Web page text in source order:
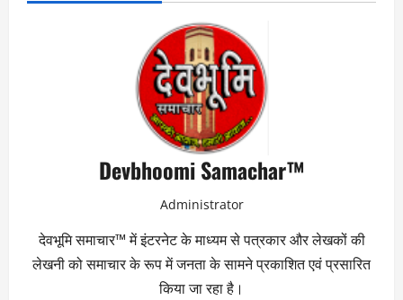
Devbhoomi Samachar™
Administrator
देवभूमि समाचार™ में इंटरनेट के माध्यम से पत्रकार और लेखकों की
लेखनी को समाचार के रूप में जनता के सामने प्रकाशित एवं प्रसारित
किया जा रहा है।